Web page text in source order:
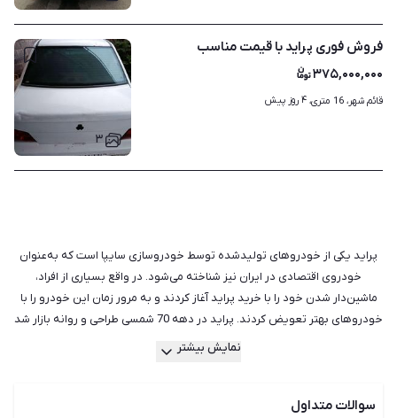
۳
فروش فوری پراید با قیمت مناسب
۳۷۵,۰۰۰,۰۰۰
قائم شهر، 16 متری، ۴ روز پیش
پراید یکی از خودروهای تولیدشده توسط خودروسازی سایپا است که به‌عنوان
خودروی اقتصادی در ایران نیز شناخته می‌شود. در واقع بسیاری از افراد،
ماشین‌دار شدن خود را با خرید پراید آغاز کردند و به مرور زمان این خودرو را با
خودروهای بهتر تعویض کردند. پراید در دهه 70 شمسی طراحی و روانه بازار شد
و تولید آن حتی تا چند سال پیش ادامه داشت. قیمت پایین این خودرو باعث
هستند و دلیل انتخاب آنها می‌تواند متفاوت باشد. انتخاب شما هر مدل از پراید
نمایش بیشتر
سوالات متداول